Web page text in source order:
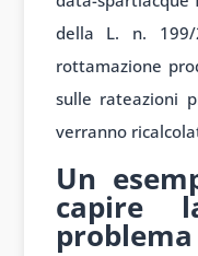
della L. n.
rottamazione
sulle rateazioni
verranno
Un
capire
problema